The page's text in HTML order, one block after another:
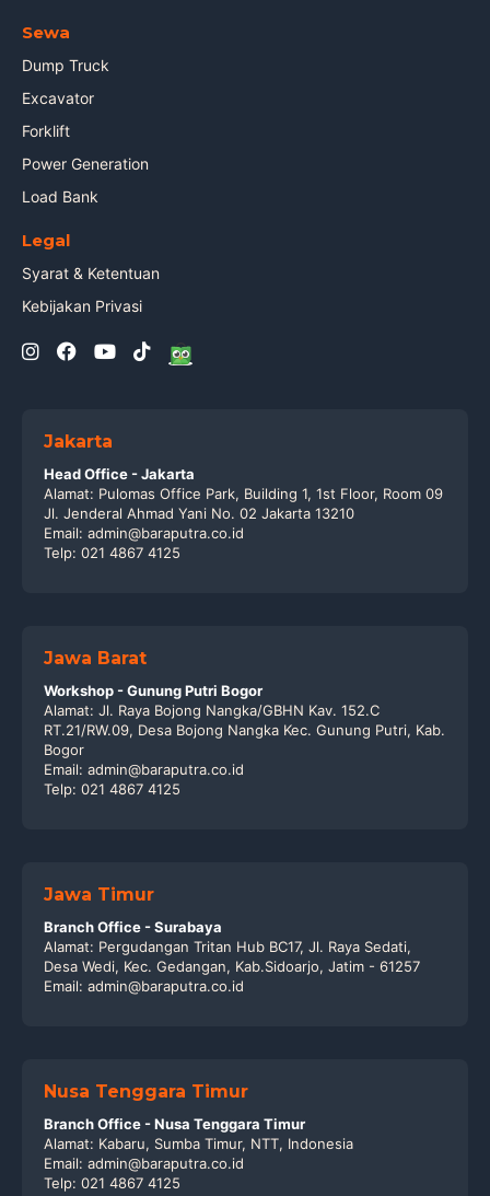
Sewa
Dump Truck
Excavator
Forklift
Power Generation
Load Bank
Legal
Syarat & Ketentuan
Kebijakan Privasi
Jakarta
Head Office - Jakarta
Alamat: Pulomas Office Park, Building 1, 1st Floor, Room 09
Jl. Jenderal Ahmad Yani No. 02 Jakarta 13210
Email: admin@baraputra.co.id
Telp: 021 4867 4125
Jawa Barat
Workshop - Gunung Putri Bogor
Alamat: Jl. Raya Bojong Nangka/GBHN Kav. 152.C
RT.21/RW.09, Desa Bojong Nangka Kec. Gunung Putri, Kab.
Bogor
Email: admin@baraputra.co.id
Telp: 021 4867 4125
Jawa Timur
Branch Office - Surabaya
Alamat: Pergudangan Tritan Hub BC17, Jl. Raya Sedati,
Desa Wedi, Kec. Gedangan, Kab.Sidoarjo, Jatim - 61257
Email: admin@baraputra.co.id
Nusa Tenggara Timur
Branch Office - Nusa Tenggara Timur
Alamat: Kabaru, Sumba Timur, NTT, Indonesia
Email: admin@baraputra.co.id
Telp: 021 4867 4125